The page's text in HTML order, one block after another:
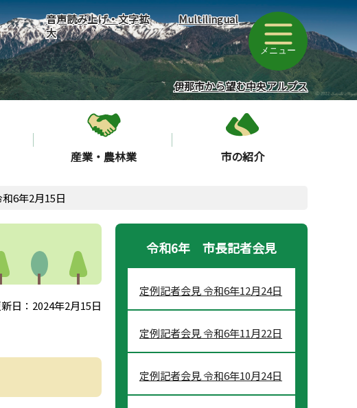
音声読み上げ・文字拡
大
Multilingual
メニュー
伊那市から望む中央アルプス
産業・農林業 市の紹介
6年2月15日
日：2024年2月15日
令和6年 市長記者会見
定例記者会見 令和6年12月24日
定例記者会見 令和6年11月22日
定例記者会見 令和6年10月24日